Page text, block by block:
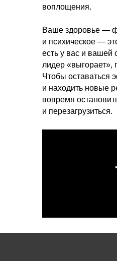
воплощения.
Ваше здоровье —
и психическое —
есть у вас и вашей
лидер «выгорает»,
Чтобы оставаться
и находить новые
вовремя
и перезагрузиться.